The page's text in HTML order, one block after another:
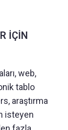
İÇİN
web,
tablo
araştırma
isteyen